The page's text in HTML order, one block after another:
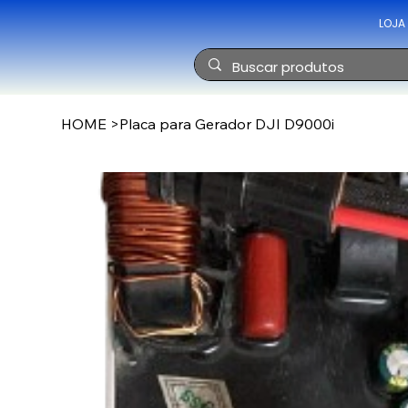
LOJA
HOME >Placa para Gerador DJI D9000i